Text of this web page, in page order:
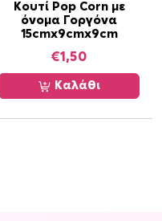
Κουτί Pop Corn με
όνομα Γοργόνα
15cmx9cmx9cm
€1,50
Καλάθι